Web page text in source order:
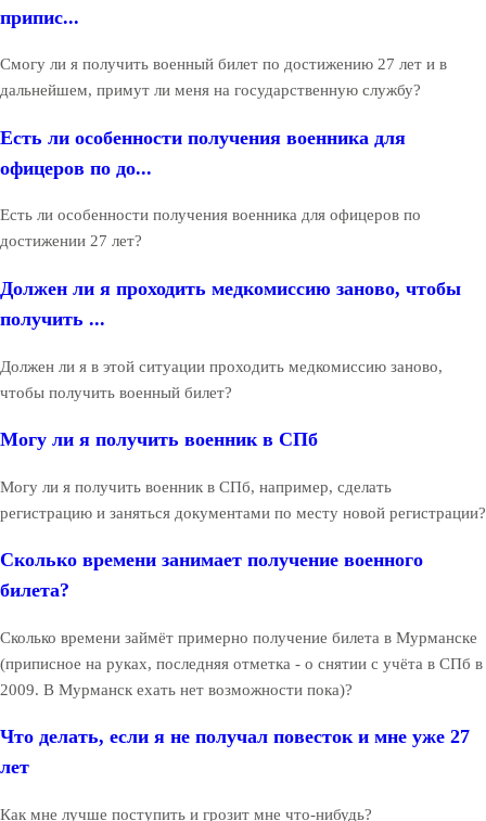
припис...
Смогу ли я получить военный билет по достижению 27 лет и в
дальнейшем, примут ли меня на государственную службу?
Есть ли особенности получения военника для
офицеров по до...
Есть ли особенности получения военника для офицеров по
достижении 27 лет?
Должен ли я проходить медкомиссию заново, чтобы
получить ...
Должен ли я в этой ситуации проходить медкомиссию заново,
чтобы получить военный билет?
Могу ли я получить военник в СПб
Могу ли я получить военник в СПб, например, сделать
регистрацию и заняться документами по месту новой регистрации?
Сколько времени занимает получение военного
билета?
Сколько времени займёт примерно получение билета в Мурманске
(приписное на руках, последняя отметка - о снятии с учёта в СПб в
2009. В Мурманск ехать нет возможности пока)?
Что делать, если я не получал повесток и мне уже 27
лет
Как мне лучше поступить и грозит мне что-нибудь?